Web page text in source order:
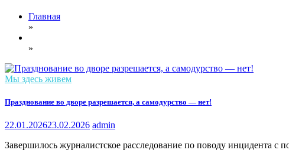
Главная
»
»
Мы здесь живем
Празднование во дворе разрешается, а самодурство — нет!
22.01.202623.02.2026 admin
Завершилось журналистское расследование по поводу инцидента с